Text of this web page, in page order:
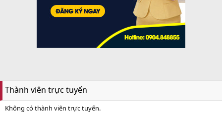
Thành viên trực tuyến
Không có thành viên trực tuyến.